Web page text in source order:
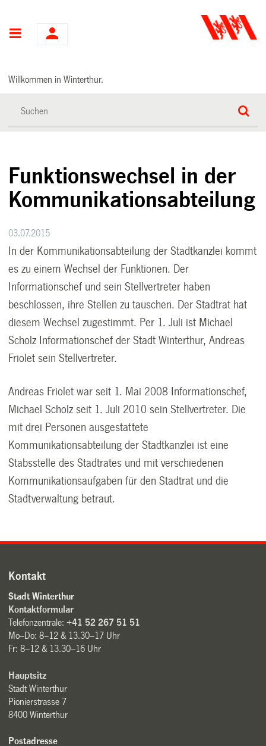
Hauptnavigation
Willkommen in Winterthur.
Funktionswechsel in der
Kommunikationsabteilung
03.07.2015
In der Kommunikationsabteilung der Stadtkanzlei kommt
es zu einem Wechsel der Funktionen. Der
Informationschef und sein Stellvertreter haben
beschlossen, ihre Stellen zu tauschen. Der Stadtrat hat
diesem Wechsel zugestimmt. Per 1. Juli ist Michael
Scholz Informationschef der Stadt Winterthur, Andreas
Friolet sein Stellvertreter.
Andreas Friolet war seit 1. Mai 2008 Informationschef,
Michael Scholz seit 1. Juli 2010 sein Stellvertreter. Die
mit drei Personen ausgestattete
Kommunikationsabteilung der Stadtkanzlei ist eine
Stabsstelle des Stadtrates und mit verschiedenen
Kommunikationsaufgaben für den Stadtrat und die
Stadtverwaltung betraut.
Kontakt
Stadt Winterthur
Kontaktformular
Telefonzentrale:+41 52 267 51 51
Mo–Do: 8–12 & 13.30–17 Uhr
Fr: 8–12 & 13.30–16 Uhr
Hauptsitz
Stadt Winterthur
Pionierstrasse 7
8400 Winterthur
Postadresse